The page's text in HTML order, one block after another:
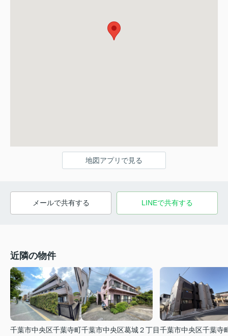
地図アプリで見る
メールで共有する LINEで共有する
近隣の物件
千葉市中央区千葉寺町千葉市中央区葛城２丁目千葉市中央区千葉寺